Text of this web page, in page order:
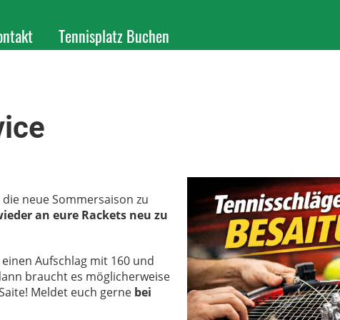
Tennisplatz Buchen
neue Sommersaison zu
an eure Rackets neu zu
Aufschlag mit 160 und
braucht es möglicherweise
Meldet euch gerne bei